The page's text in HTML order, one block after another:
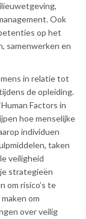
Ook
op het
samenwerken en
in relatie tot
de opleiding.
Factors in
hoe menselijke
individuen
taken
veiligheid
strategieën
om risico’s te
om
over veilig